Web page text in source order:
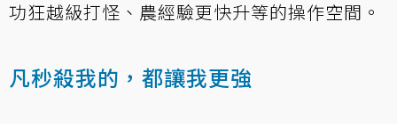
功狂越級打怪、農經驗更快升等的操作空間。
凡秒殺我的，都讓我更強